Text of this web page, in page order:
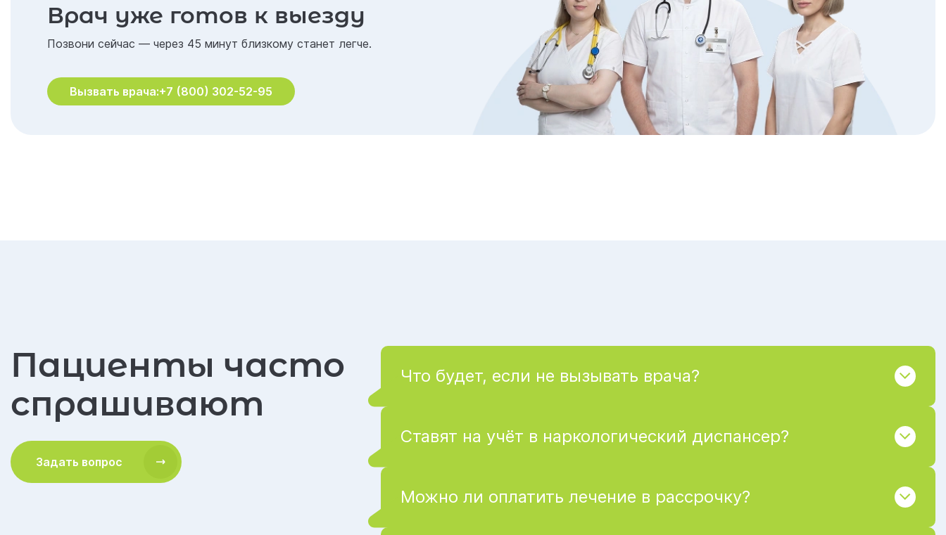
Врач уже готов к выезду
Позвони сейчас — через 45 минут близкому станет легче.
Вызвать врача:+7 (800) 302-52-95
Пациенты часто
спрашивают
Задать вопрос
Что будет, если не вызывать врача?
Ставят на учёт в наркологический диспансер?
Можно ли оплатить лечение в рассрочку?